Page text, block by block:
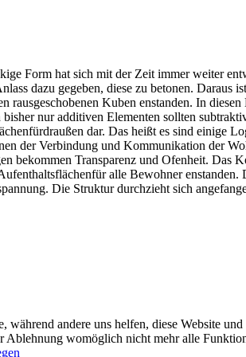
Form hat sich mit der Zeit immer weiter
dazu gegeben, diese zu betonen. Daraus
Kuben enstanden. In
nur additiven Elementen sollten
dar. Das heißt es sind einige
der Verbindung und Kommunikation der
bekommen Transparenz und Ofenheit. Das
alle Bewohner
Die Struktur durchzieht sich
andere uns helfen, diese Website
Ablehnung womöglich nicht mehr alle